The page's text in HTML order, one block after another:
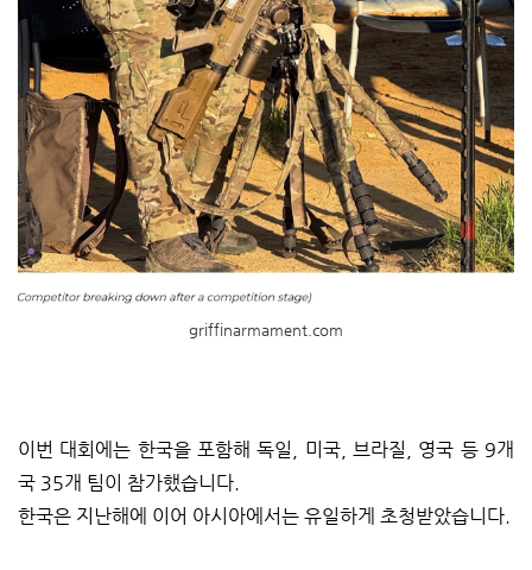
griffinarmament.com
이번 대회에는 한국을 포함해 독일, 미국, 브라질, 영국 등 9개
국 35개 팀이 참가했습니다.
한국은 지난해에 이어 아시아에서는 유일하게 초청받았습니다.